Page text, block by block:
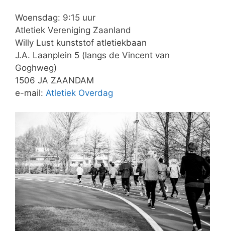
Woensdag: 9:15 uur
Atletiek Vereniging Zaanland
Willy Lust kunststof atletiekbaan
J.A. Laanplein 5 (langs de Vincent van
Goghweg)
1506 JA ZAANDAM
e-mail: Atletiek Overdag